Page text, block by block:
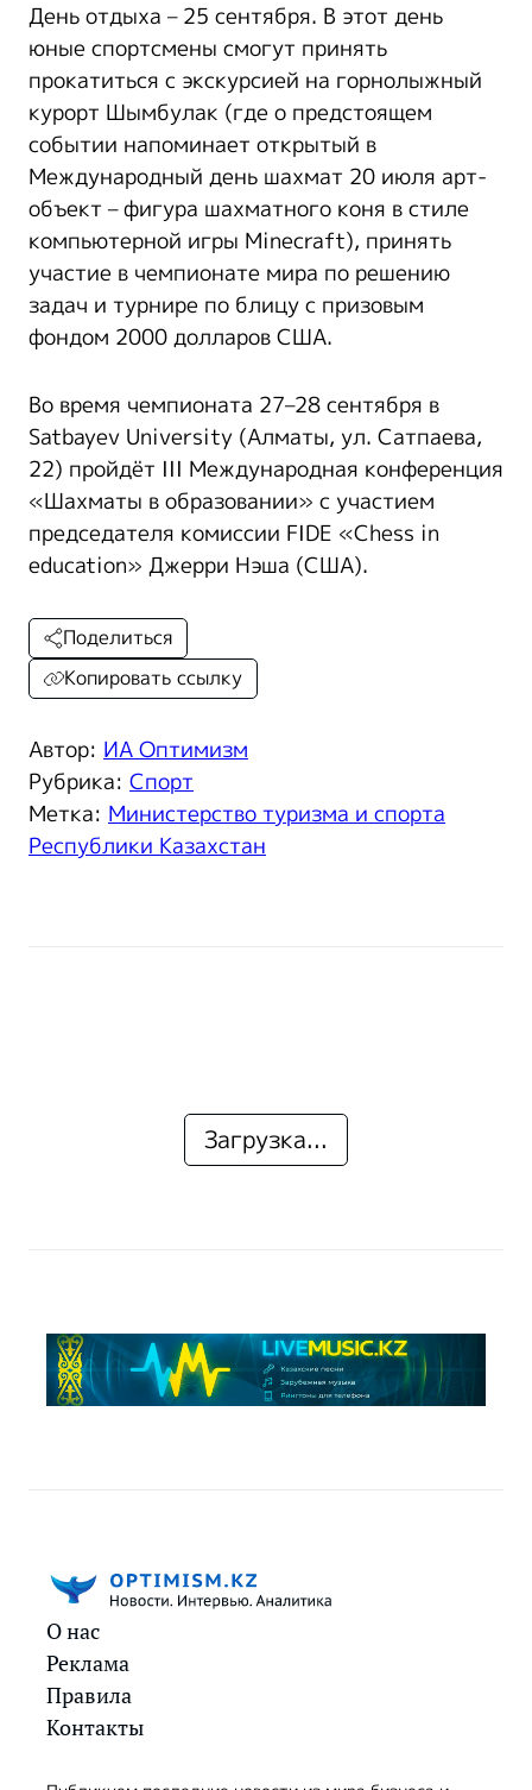
День отдыха – 25 сентября. В этот день
юные спортсмены смогут принять
прокатиться с экскурсией на горнолыжный
курорт Шымбулак (где о предстоящем
событии напоминает открытый в
Международный день шахмат 20 июля арт-
объект – фигура шахматного коня в стиле
компьютерной игры Minecraft), принять
участие в чемпионате мира по решению
задач и турнире по блицу с призовым
фондом 2000 долларов США.
Во время чемпионата 27–28 сентября в
Satbayev University (Алматы, ул. Сатпаева,
22) пройдёт III Международная конференция
«Шахматы в образовании» с участием
председателя комиссии FIDE «Chess in
education» Джерри Нэша (США).
Автор: ИА Оптимизм
Рубрика: Спорт
Метка: Министерство туризма и спорта
Республики Казахстан
Поделиться
Копировать ссылку
Загрузка...
О нас
Реклама
Правила
Контакты